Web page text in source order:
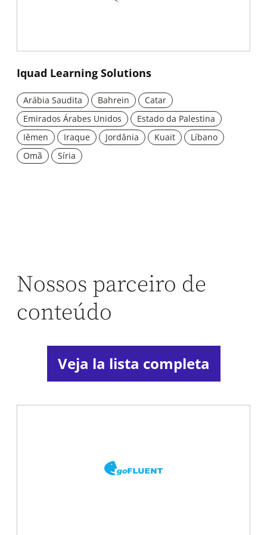
New window
Iquad Learning Solutions
Arábia Saudita Bahrein
Catar
Emirados Árabes Unidos
Estado da Palestina
Iêmen
Iraque Jordânia Kuait
Líbano
Omã
Síria
Nossos parceiro de
conteúdo
Veja la lista completa